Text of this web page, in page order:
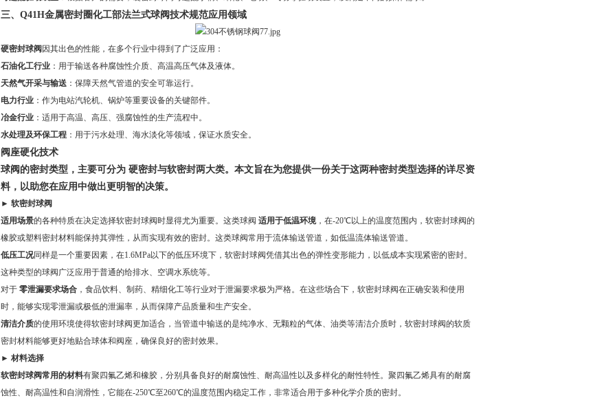
三、 Q41H金属密封圈化工部法兰式球阀技术规范应用领域
硬密封球阀 因其出色的性能，在多个行业中得到了广泛应用：
石油化工行业：用于输送各种腐蚀性介质、高温高压气体及液体。
天然气开采与输送：保障天然气管道的安全可靠运行。
电力行业：作为电站汽轮机、锅炉等重要设备的关键部件。
冶金行业：适用于高温、高压、强腐蚀性的生产流程中。
水处理及环保工程：用于污水处理、海水淡化等领域，保证水质安全。
阀座硬化技术
球阀的密封类型，主要可分为硬密封与软密封两大类。本文旨在为您提供一份关于这两种密封类型选择的详尽资
料，以助您在应用中做出更明智的决策。
► 软密封球阀
适用场景的各种特质在决定选择软密封球阀时显得尤为重要。这类球阀 适用于低温环境，在-20℃以上的温度范围内，软密封球阀的
橡胶或塑料密封材料能保持其弹性，从而实现有效的密封。这类球阀常用于流体输送管道，如低温流体输送管道。
低压工况同样是一个重要因素，在1.6MPa以下的低压环境下，软密封球阀凭借其出色的弹性变形能力，以低成本实现紧密的密封。
这种类型的球阀广泛应用于普通的给排水、空调水系统等。
对于零泄漏要求场合，食品饮料、制药、精细化工等行业对于泄漏要求极为严格。在这些场合下，软密封球阀在正确安装和使用
时，能够实现零泄漏或极低的泄漏率，从而保障产品质量和生产安全。
清洁介质的使用环境使得软密封球阀更加适合，当管道中输送的是纯净水、无颗粒的气体、油类等清洁介质时，软密封球阀的软质
密封材料能够更好地贴合球体和阀座，确保良好的密封效果。
► 材料选择
软密封球阀常用的材料有聚四氟乙烯和橡胶，分别具备良好的耐腐蚀性、耐高温性以及多样化的耐性特性。聚四氟乙烯具有的耐腐
蚀性、耐高温性和自润滑性，它能在-250℃至260℃的温度范围内稳定工作，非常适合用于多种化学介质的密封。